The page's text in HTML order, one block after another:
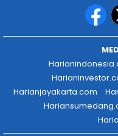
Harianjayakarta.com